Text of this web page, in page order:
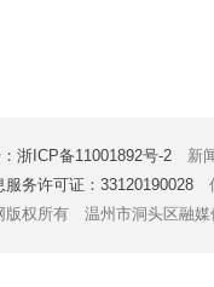
浙ICP备11001892号-2 新
服务许可证：33120190028
版权所有 温州市洞头区融媒